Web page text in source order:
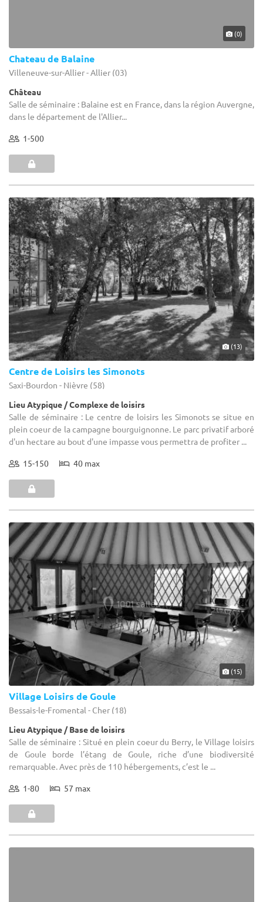
(0)
Chateau de Balaine
Villeneuve-sur-Allier - Allier (03)
Château
Salle de séminaire : Balaine est en France, dans la région Auvergne,
dans le département de l'Allier...
1-500
(13)
Centre de Loisirs les Simonots
Saxi-Bourdon - Nièvre (58)
Lieu Atypique / Complexe de loisirs
Salle de séminaire : Le centre de loisirs les Simonots se situe en
plein coeur de la campagne bourguignonne. Le parc privatif arboré
d'un hectare au bout d'une impasse vous permettra de profiter ...
15-150 40 max
(15)
Village Loisirs de Goule
Bessais-le-Fromental - Cher (18)
Lieu Atypique / Base de loisirs
Salle de séminaire : Situé en plein coeur du Berry, le Village loisirs
de Goule borde l’étang de Goule, riche d’une biodiversité
remarquable. Avec près de 110 hébergements, c’est le ...
1-80 57 max